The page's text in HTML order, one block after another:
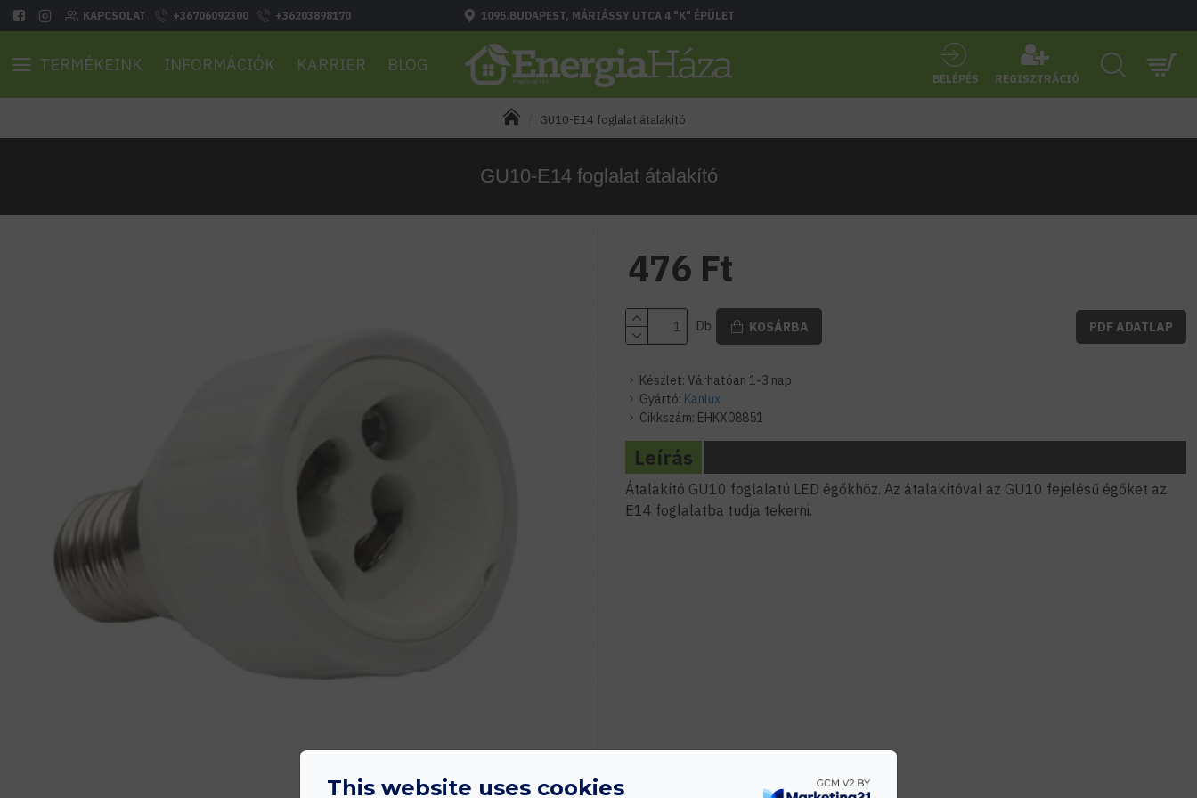
KAPCSOLAT +36706092300 +36203898170 1095.BUDAPEST, MÁRIÁSSY UTCA 4 "K" ÉPÜLET
TERMÉKEINK INFORMÁCIÓK KARRIER BLOG
BELÉPÉS REGISZTRÁCIÓ
GU10-E14 foglalat átalakító
GU10-E14 foglalat átalakító
Készlet: Várhatóan 1-3 nap
Gyártó: Kanlux
Cikkszám: EHKX08851
476 Ft
Db KOSÁRBA PDF ADATLAP
Leírás
Átalakító GU10 foglalatú LED égőkhöz. Az átalakítóval az GU10 fejelésű égőket az
E14 foglalatba tudja tekerni.
This website uses cookies